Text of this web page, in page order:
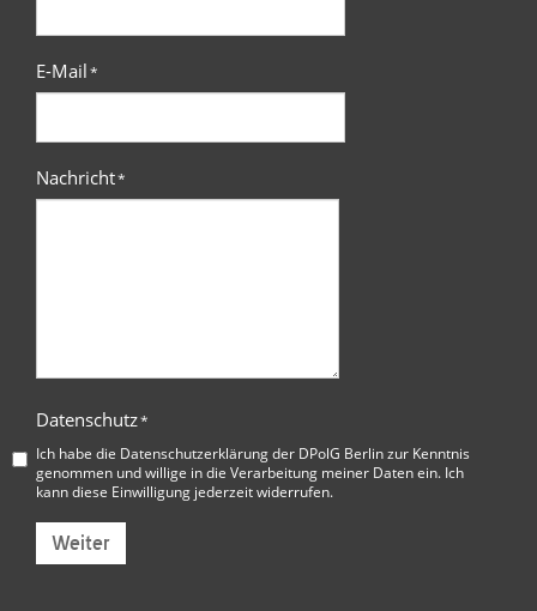
E-Mail*
Nachricht*
Datenschutz*
Ich habe die Datenschutzerklärung der DPolG Berlinzur Kenntnis
genommen und willige in die Verarbeitung meiner Daten ein. Ich
kann diese Einwilligung jederzeit widerrufen.
Weiter